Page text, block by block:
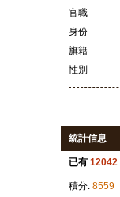
官職
身份
旗籍
性別
統計信息
已有 12042
積分: 8559